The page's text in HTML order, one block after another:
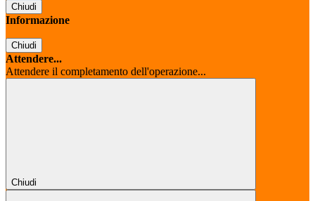
Chiudi
Informazione
Chiudi
Attendere...
Attendere il completamento dell'operazione...
Chiudi